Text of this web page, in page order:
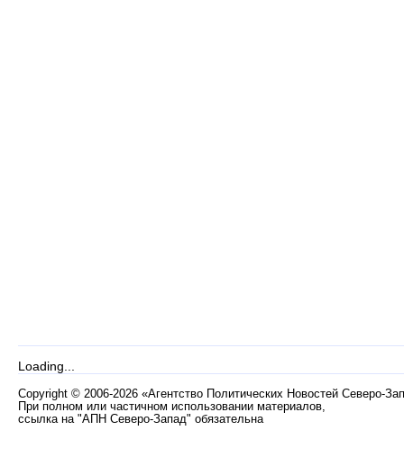
Loading...
Copyright © 2006-2026 «Агентство Политических Новостей Северо-
При полном или частичном использовании материалов,
ссылка на "АПН Северо-Запад" обязательна